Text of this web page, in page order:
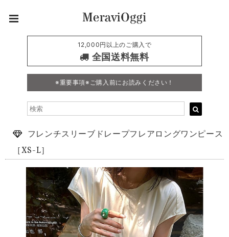
12,000円以上のご購入で
全国送料無料
※重要事項※ご購入前にお読みください！
フレンチスリーブドレープフレアロングワンピース
［XS-L］